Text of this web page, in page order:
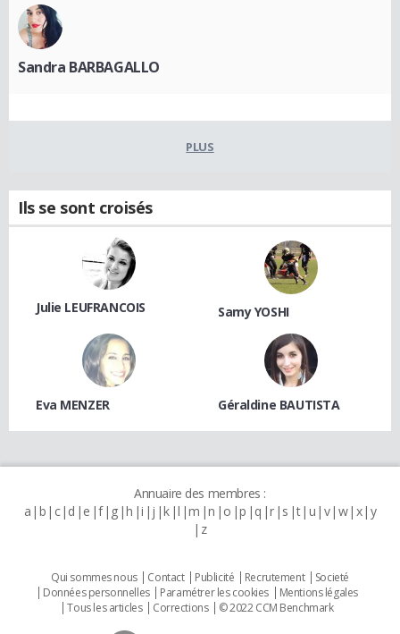
Sandra BARBAGALLO
PLUS
Ils se sont croisés
Julie LEUFRANCOIS Samy YOSHI
Eva MENZER Géraldine BAUTISTA
Annuaire des membres :
a b c d e f g h i j k l m n o p q r s t u v w x y
z
Qui sommes nous Contact Publicité Recrutement
Societé
Données personnelles
Paramétrer les cookies
Mentions légales
Tous les articles
Corrections © 2022 CCM Benchmark